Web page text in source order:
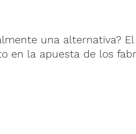
una alternativa?
en la apuesta de los